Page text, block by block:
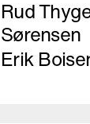
Rud
Sørensen
Erik